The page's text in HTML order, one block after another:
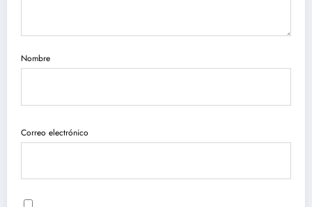
Nombre
Correo electrónico